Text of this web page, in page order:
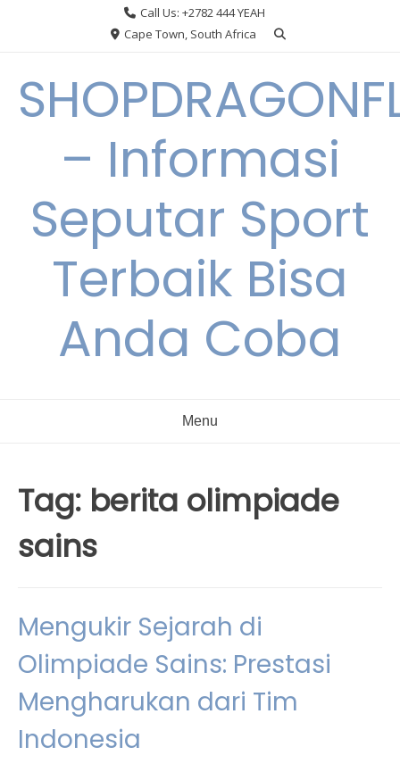
Call Us: +2782 444 YEAH
Cape Town, South Africa
– Informasi
Seputar Sport
Terbaik Bisa
Anda Coba
Menu
Tag: berita olimpiade
sains
Mengukir Sejarah di
Olimpiade Sains: Prestasi
Mengharukan dari Tim
Indonesia